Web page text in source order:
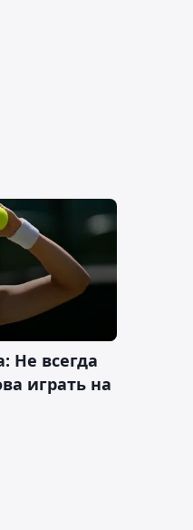
Не всегда
играть на